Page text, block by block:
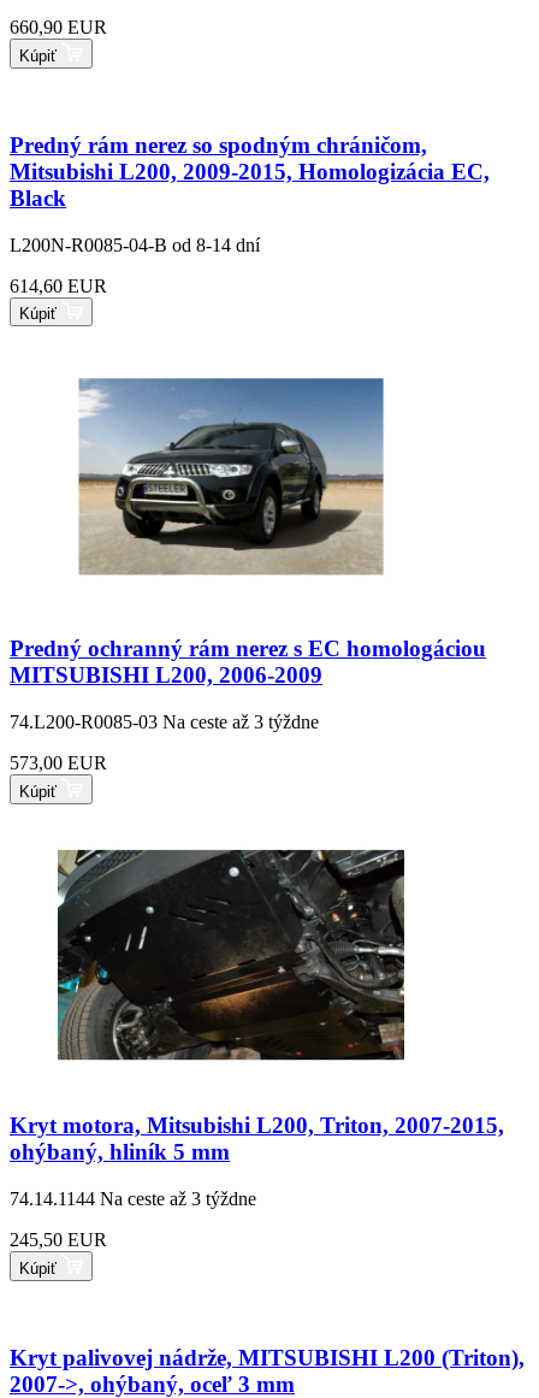
660,90 EUR
Kúpiť
Predný rám nerez so spodným chráničom,
Mitsubishi L200, 2009-2015, Homologizácia EC,
Black
L200N-R0085-04-B od 8-14 dní
614,60 EUR
Kúpiť
Predný ochranný rám nerez s EC homologáciou
MITSUBISHI L200, 2006-2009
74.L200-R0085-03 Na ceste až 3 týždne
573,00 EUR
Kúpiť
Kryt motora, Mitsubishi L200, Triton, 2007-2015,
ohýbaný, hliník 5 mm
74.14.1144 Na ceste až 3 týždne
245,50 EUR
Kúpiť
Kryt palivovej nádrže, MITSUBISHI L200 (Triton),
2007->, ohýbaný, oceľ 3 mm